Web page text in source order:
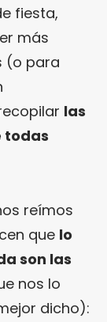
fiesta,
más
(o para
las
todas
reímos
que lo
son las
nos lo
dicho):